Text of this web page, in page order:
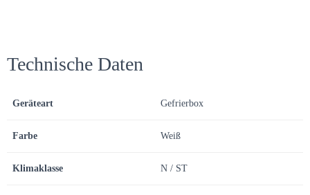
Technische Daten
Geräteart Gefrierbox
Farbe Weiß
Klimaklasse N / ST